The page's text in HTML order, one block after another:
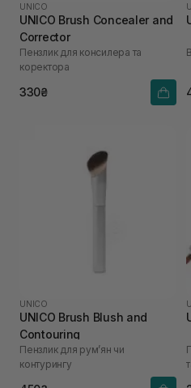
UNICO
UNICO Brush Concealer and
Corrector
Пензлик для консилера та
коректора
330₴
UNICO
UNICO Brush Blush and
Contouring
Пензлик для рум’ян чи
контурингу